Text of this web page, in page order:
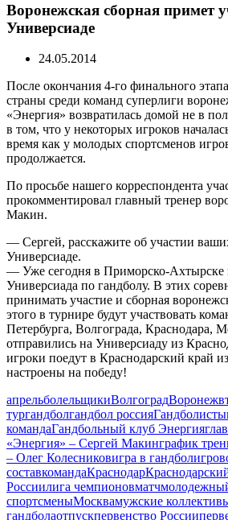
Воронежская сборная примет
Универсиаде
24.05.2014
После окончания 4-го финального
страны среди команд суперлиги
«Энергия» возвратилась домой не в
в том, что у некоторых игроков
время как у молодых спортсменов
продолжается.
По просьбе нашего корреспондента
прокомментировал главный тренер
Макин.
— Сергей, расскажите об участии
Универсиаде.
— Уже сегодня в Приморско-Ахтырске
Универсиада по гандболу. В этих
принимать участие и сборная
этого в турнире будут участвовать
Петербурга, Волгограда, Краснодара,
отправились на Универсиаду из
игроки поедут в Краснодарский край
настроены на победу!
апрельболельщикиВолгоградВоронеж
тургандболгандбол россияГандболисты
командаГандбольный клуб Энергия
«Энергия» – Сергей Макинграфик
– Олег Колесниковигра в гандбол
составкомандаКраснодар
Россиилига чемпионовматч
спортсменыМосквамужские
гандболаотпускпервенство России